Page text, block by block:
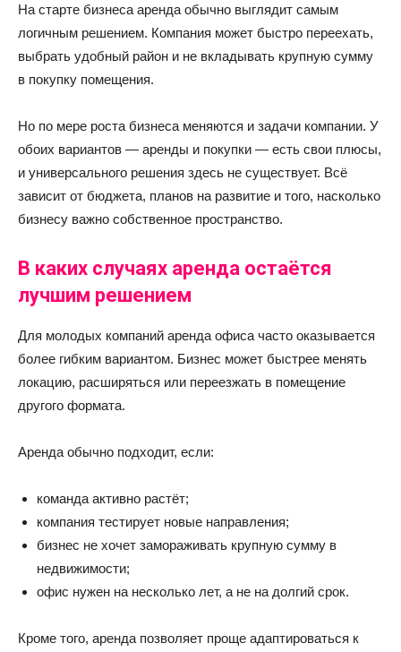
На старте бизнеса аренда обычно выглядит самым
логичным решением. Компания может быстро переехать,
выбрать удобный район и не вкладывать крупную сумму
в покупку помещения.
Но по мере роста бизнеса меняются и задачи компании. У
обоих вариантов — аренды и покупки — есть свои плюсы,
и универсального решения здесь не существует. Всё
зависит от бюджета, планов на развитие и того, насколько
бизнесу важно собственное пространство.
В каких случаях аренда остаётся
лучшим решением
Для молодых компаний аренда офиса часто оказывается
более гибким вариантом. Бизнес может быстрее менять
локацию, расширяться или переезжать в помещение
другого формата.
Аренда обычно подходит, если:
команда активно растёт;
компания тестирует новые направления;
бизнес не хочет замораживать крупную сумму в
недвижимости;
офис нужен на несколько лет, а не на долгий срок.
Кроме того, аренда позволяет проще адаптироваться к